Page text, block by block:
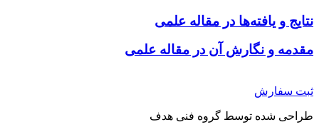
نتایج و یافته‌ها در مقاله علمی
مقدمه و نگارش آن در مقاله علمی
ثبت سفارش
طراحی شده توسط گروه فنی هدف